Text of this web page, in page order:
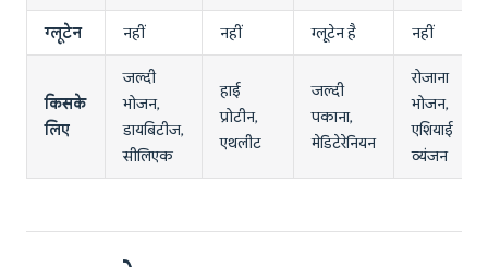
ग्लूटेन नहीं नहीं ग्लूटेन है नहीं
किसके
लिए
जल्दी
भोजन,
डायबिटीज,
सीलिएक
हाई
प्रोटीन,
एथलीट
जल्दी
पकाना,
मेडिटेरेनियन
रोजाना
भोजन,
एशियाई
व्यंजन